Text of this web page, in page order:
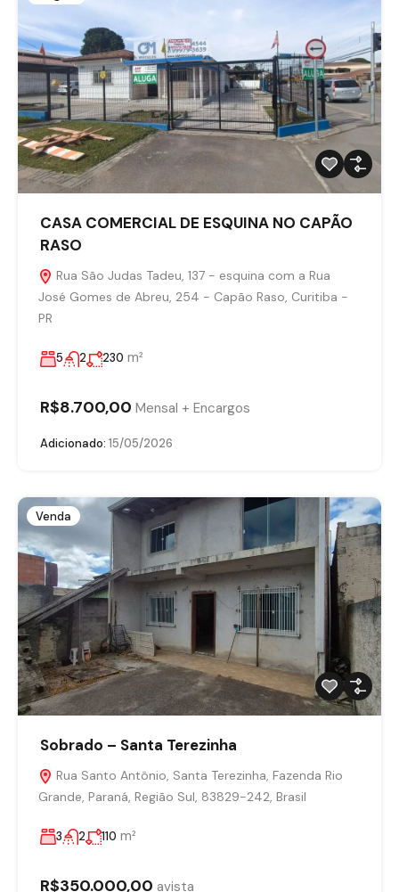
CASA COMERCIAL DE ESQUINA NO CAPÃO
RASO
Rua São Judas Tadeu, 137 - esquina com a Rua
José Gomes de Abreu, 254 - Capão Raso, Curitiba -
PR
5 2 230 m²
R$8.700,00 Mensal + Encargos
Adicionado: 15/05/2026
Venda
Sobrado – Santa Terezinha
Rua Santo Antônio, Santa Terezinha, Fazenda Rio
Grande, Paraná, Região Sul, 83829-242, Brasil
3 2 110 m²
R$350.000,00 avista